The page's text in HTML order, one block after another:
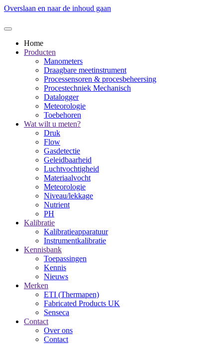
Overslaan en naar de inhoud gaan
Home
Producten
Manometers
Draagbare meetinstrument
Processensoren & procesbeheersing
Procestechniek Mechanisch
Datalogger
Meteorologie
Toebehoren
Wat wilt u meten?
Druk
Flow
Gasdetectie
Geleidbaarheid
Luchtvochtigheid
Materiaalvocht
Meteorologie
Niveau/lekkage
Nutrient
PH
Kalibratie
Kalibratieapparatuur
Instrumentkalibratie
Kennisbank
Toepassingen
Kennis
Nieuws
Merken
ETI (Thermapen)
Fabricated Products UK
Senseca
Contact
Over ons
Contact